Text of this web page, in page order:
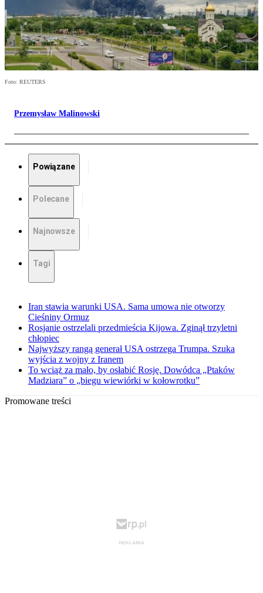
Foto: REUTERS
Przemysław Malinowski
Powiązane
Polecane
Najnowsze
Tagi
Iran stawia warunki USA. Sama umowa nie otworzy
Cieśniny Ormuz
Rosjanie ostrzelali przedmieścia Kijowa. Zginął trzyletni
chłopiec
Najwyższy rangą generał USA ostrzega Trumpa. Szuka
wyjścia z wojny z Iranem
To wciąż za mało, by osłabić Rosję. Dowódca „Ptaków
Madziara” o „biegu wiewiórki w kołowrotku”
Promowane treści